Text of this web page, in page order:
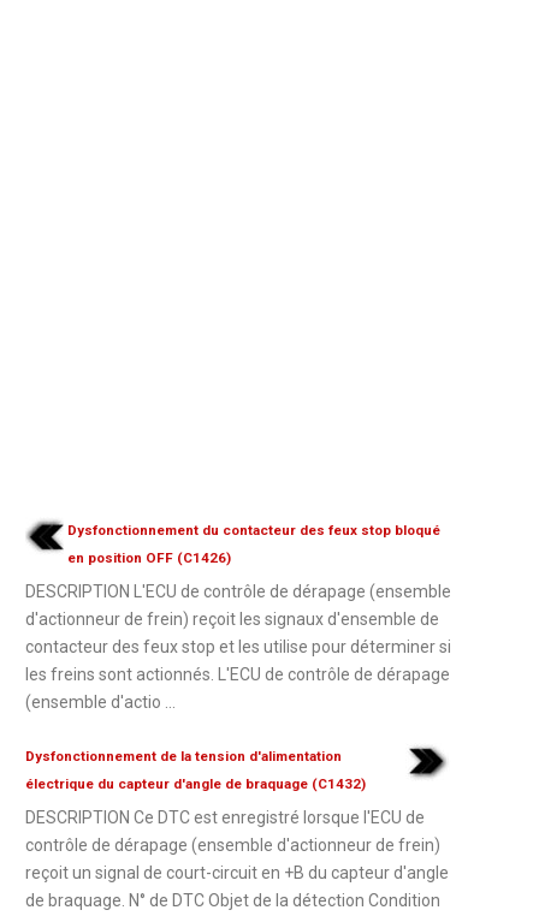
Dysfonctionnement du contacteur des feux stop bloqué
en position OFF (C1426)
DESCRIPTION L'ECU de contrôle de dérapage (ensemble
d'actionneur de frein) reçoit les signaux d'ensemble de
contacteur des feux stop et les utilise pour déterminer si
les freins sont actionnés. L'ECU de contrôle de dérapage
(ensemble d'actio ...
Dysfonctionnement de la tension d'alimentation
électrique du capteur d'angle de braquage (C1432)
DESCRIPTION Ce DTC est enregistré lorsque l'ECU de
contrôle de dérapage (ensemble d'actionneur de frein)
reçoit un signal de court-circuit en +B du capteur d'angle
de braquage. N° de DTC Objet de la détection Condition